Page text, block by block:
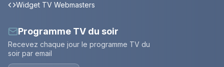
Widget TV Webmasters
Programme TV du soir
Recevez chaque jour le programme TV du
soir par email